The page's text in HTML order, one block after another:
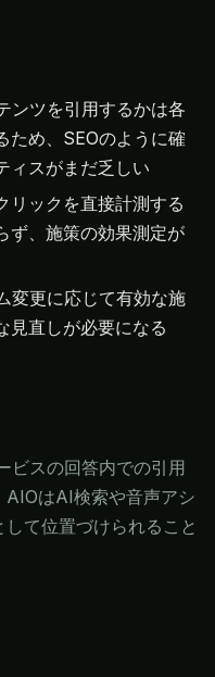
ンツを引用するかは各
ため、SEOのように確
ィスがまだ乏しい
リックを直接計測する
ず、施策の効果測定が
変更に応じて有効な施
見直しが必要になる
ビスの回答内での引用
AIOはAI検索や音声アシ
て位置づけられること